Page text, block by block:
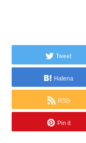
Tweet
Hatena
RSS
Pin it